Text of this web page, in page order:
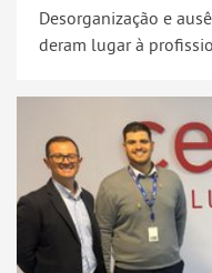
Desorganização e
deram lugar à